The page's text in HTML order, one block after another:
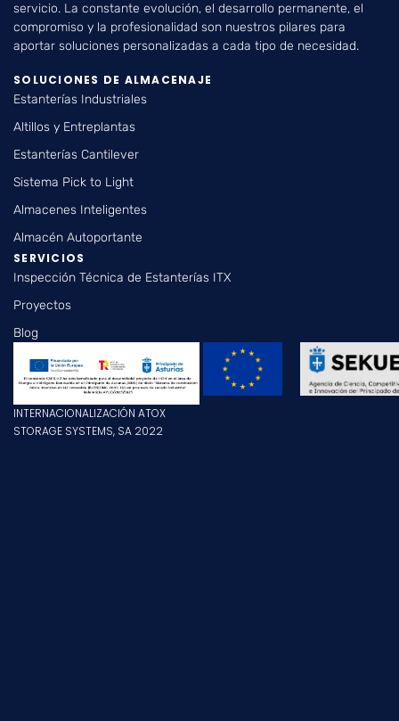
servicio. La constante evolución, el desarrollo permanente, el
compromiso y la profesionalidad son nuestros pilares para
aportar soluciones personalizadas a cada tipo de necesidad.
SOLUCIONES DE ALMACENAJE
Estanterías Industriales
Altillos y Entreplantas
Estanterías Cantilever
Sistema Pick to Light
Almacenes Inteligentes
Almacén Autoportante
SERVICIOS
Inspección Técnica de Estanterías ITX
Proyectos
Blog
INTERNACIONALIZACIÓN ATOX
STORAGE SYSTEMS, SA 2022